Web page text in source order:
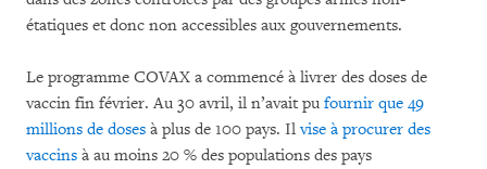
étatiques et donc non accessibles aux gouvernements.
Le programme COVAX a commencé à livrer des doses de
vaccin fin février. Au 30 avril, il n’avait pu fournir que 49
millions de doses à plus de 100 pays. Ilvise à procurer des
vaccins à au moins 20 % des populations des pays